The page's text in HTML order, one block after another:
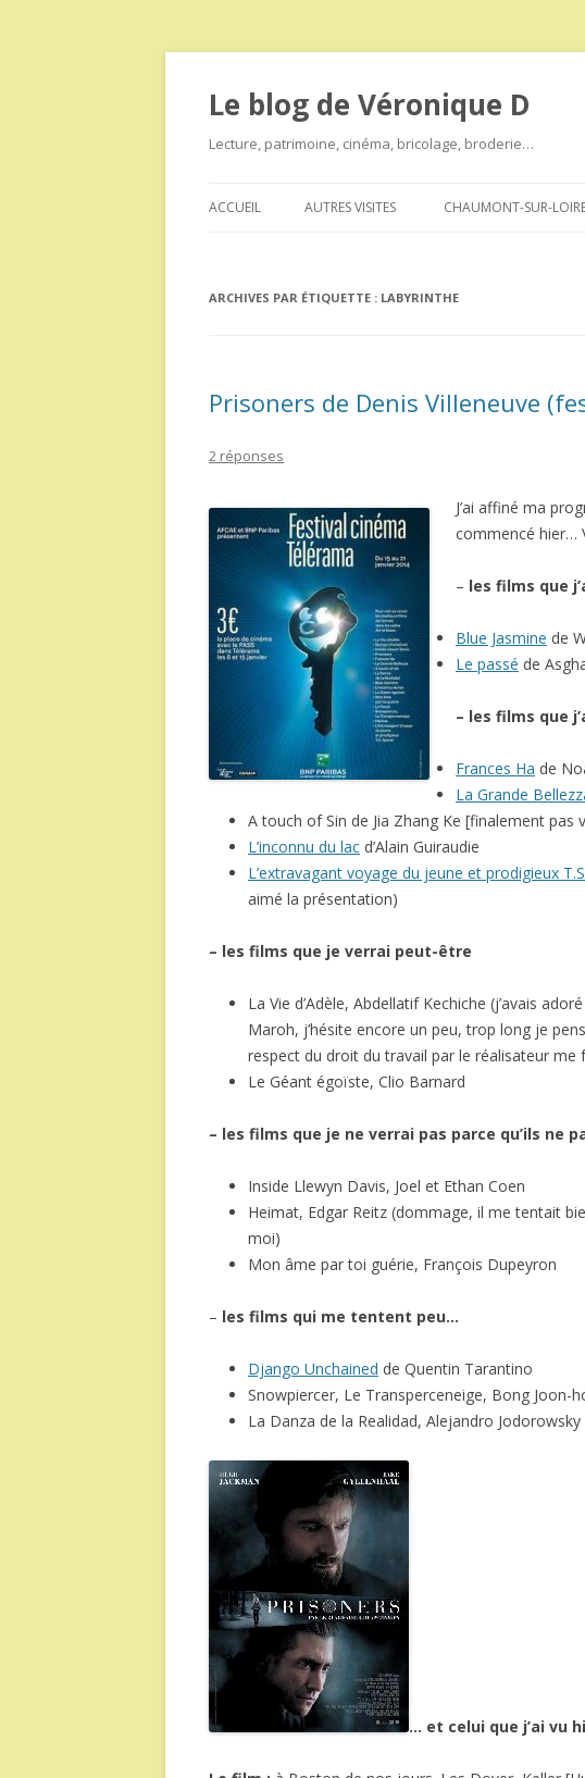
Le blog de Véronique D
Lecture, patrimoine, cinéma, bricolage, broderie…
ACCUEIL AUTRES VISITES CHAUMONT-SUR-
ARCHIVES PAR ÉTIQUETTE : LABYRINTHE
Prisoners de Denis Villeneuve
2 réponses
J’ai affiné ma
commencé hier…
– les films que
Blue Jasmine de
Le passé de
– les films que
Frances Ha de
La Grande
A touch of Sin de Jia Zhang Ke [finalement pas
L’inconnu du lac d’Alain Guiraudie
L’extravagant voyage du jeune et prodigieux
aimé la présentation)
– les films que je verrai peut-être
La Vie d’Adèle, Abdellatif Kechiche (j’avais adoré
Maroh, j’hésite encore un peu, trop long je
respect du droit du travail par le réalisateur me
Le Géant égoïste, Clio Barnard
– les films que je ne verrai pas parce qu’ils ne
Inside Llewyn Davis, Joel et Ethan Coen
Heimat, Edgar Reitz (dommage, il me tentait
moi)
Mon âme par toi guérie, François Dupeyron
– les films qui me tentent peu…
Django Unchained de Quentin Tarantino
Snowpiercer, Le Transperceneige, Bong Joon-
La Danza de la Realidad, Alejandro Jodorowsky
… et celui que j’ai vu